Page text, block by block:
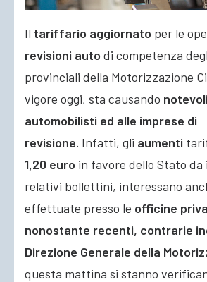
Il tariffario aggiornato per le
revisioni auto di competenza
provinciali della Motorizzazione
vigore oggi, sta causando
automobilisti ed alle imprese di
revisione. Infatti, gli aumenti
1,20 euro in favore dello Stato
relativi bollettini, interessano
effettuate presso le officine
nonostante recenti, contrarie
Direzione Generale della
questa mattina si stanno